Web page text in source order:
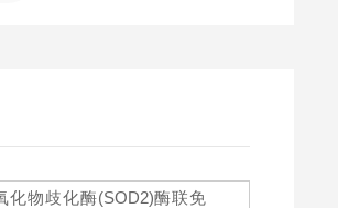
化物歧化酶(SOD2)酶联免